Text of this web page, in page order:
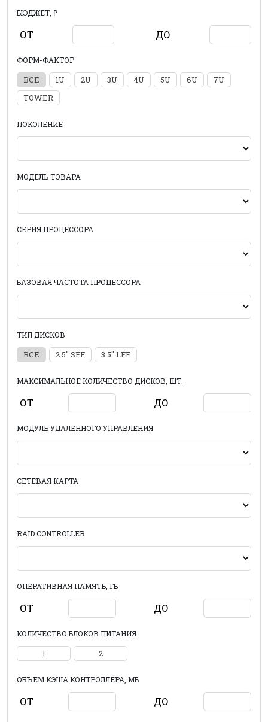
БЮДЖЕТ, ₽
ОТ ДО
ФОРМ-ФАКТОР
ВСЕ 1U 2U 3U 4U 5U 6U
7U
TOWER
ПОКОЛЕНИЕ
МОДЕЛЬ ТОВАРА
СЕРИЯ ПРОЦЕССОРА
БАЗОВАЯ ЧАСТОТА ПРОЦЕССОРА
ТИП ДИСКОВ
ВСЕ 2.5" SFF 3.5" LFF
МАКСИМАЛЬНОЕ КОЛИЧЕСТВО ДИСКОВ, ШТ.
ОТ ДО
МОДУЛЬ УДАЛЕННОГО УПРАВЛЕНИЯ
СЕТЕВАЯ КАРТА
RAID CONTROLLER
ОПЕРАТИВНАЯ ПАМЯТЬ, ГБ
ОТ ДО
КОЛИЧЕСТВО БЛОКОВ ПИТАНИЯ
1 2
ОБЪЕМ КЭША КОНТРОЛЛЕРА, МБ
ОТ ДО